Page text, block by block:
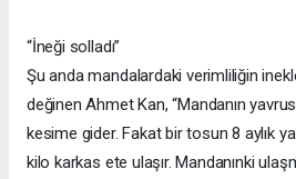
“İneği solladı”
Şu anda mandalardaki verimliliğin
değinen Ahmet Kan, “Mandanın
kesime gider. Fakat bir tosun 8 aylık
kilo karkas ete ulaşır. Mandanınki